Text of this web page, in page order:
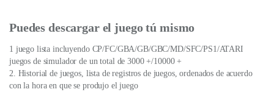
Puedes descargar el juego tú mismo
1 juego lista incluyendo CP/FC/GBA/GB/GBC/MD/SFC/PS1/ATARI
juegos de simulador de un total de 3000 +/10000 +
2. Historial de juegos, lista de registros de juegos, ordenados de acuerdo
con la hora en que se produjo el juego